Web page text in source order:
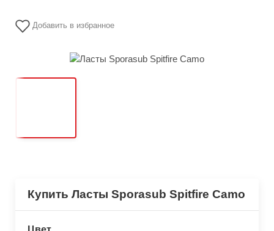
Добавить в избранное
Купить Ласты Sporasub Spitfire Camo